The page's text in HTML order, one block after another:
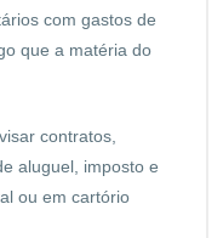
com gastos de
que a matéria do
contratos,
aluguel, imposto e
ou em cartório